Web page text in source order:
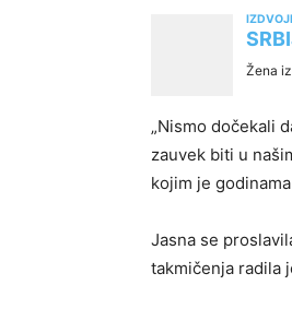
„Nismo dočekali
zauvek biti u
kojim je
Jasna se
takmičenja radila